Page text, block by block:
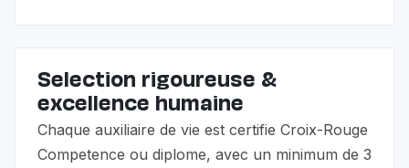
Selection rigoureuse &
excellence humaine
Chaque auxiliaire de vie est certifie Croix-Rouge
Competence ou diplome, avec un minimum de 3